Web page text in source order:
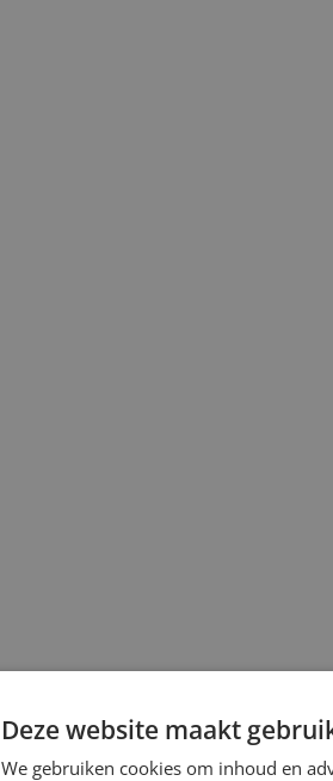
Deze website maakt
We gebruiken cookies om inhoud en